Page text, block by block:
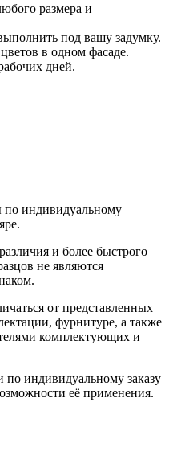
размера и
под вашу задумку.
в одном фасаде.
дней.
по индивидуальному
и более быстрого
не являются
от представленных
фурнитуре, а также
комплектующих и
индивидуальному заказу
её применения.